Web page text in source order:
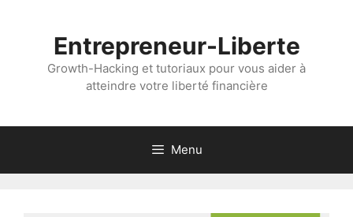
Entrepreneur-Liberte
Growth-Hacking et tutoriaux pour vous aider à
atteindre votre liberté financière
Menu